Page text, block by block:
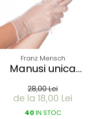
Franz Mensch
Manusi unica
LIGHT - Vinyl clear -
calitate light fara
pudra - marime XL
28,00 Lei
de la 18,00 Lei
40IN STOC